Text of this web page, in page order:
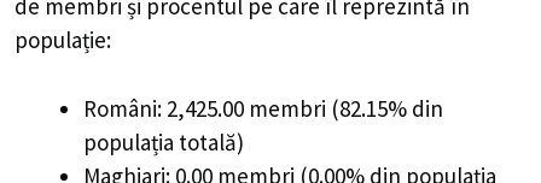
de membri și procentul pe care îl reprezintă în
populație:
Români: 2,425.00 membri (82.15% din
populația totală)
Maghiari: 0.00 membri (0.00% din populația